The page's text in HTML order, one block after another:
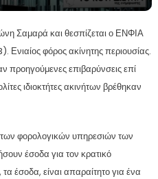
Σαμαρά και θεσπίζεται ο ΕΝΦΙΑ
φόρος ακίνητης περιουσίας.
προηγούμενες επιβαρύνσεις επί
ιδιοκτήτες ακινήτων βρέθηκαν
φορολογικών υπηρεσιών των
έσοδα για τον κρατικό
έσοδα, είναι απαραίτητο για ένα